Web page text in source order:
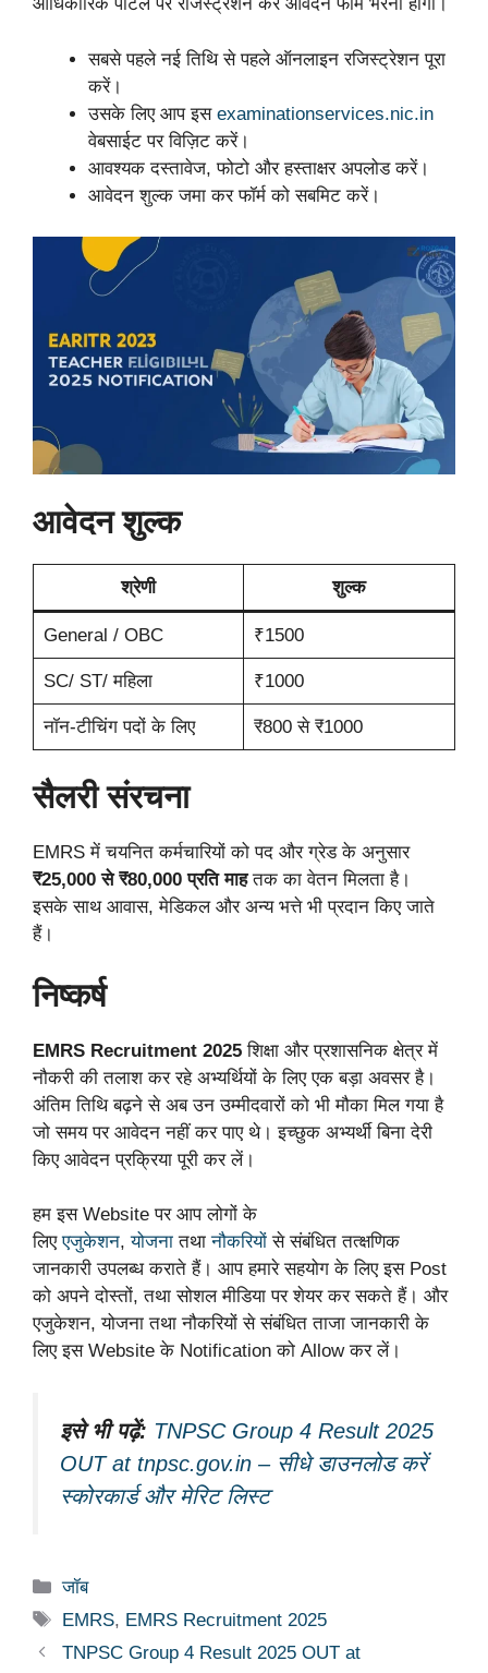
सबसे पहले नई तिथि से पहले ऑनलाइन रजिस्ट्रेशन पूरा
करें।
उसके लिए आप इस examinationservices.nic.in
वेबसाईट पर विज़िट करें।
आवश्यक दस्तावेज, फोटो और हस्ताक्षर अपलोड करें।
आवेदन शुल्क जमा कर फॉर्म को सबमिट करें।
आवेदन शुल्क
श्रेणी शुल्क
General / OBC ₹1500
SC/ ST/ महिला ₹1000
नॉन-टीचिंग पदों के लिए ₹800 से ₹1000
सैलरी संरचना
EMRS में चयनित कर्मचारियों को पद और ग्रेड के अनुसार
₹25,000 से ₹80,000 प्रति माहतक का वेतन मिलता है।
इसके साथ आवास, मेडिकल और अन्य भत्ते भी प्रदान किए जाते
हैं।
निष्कर्ष
EMRS Recruitment 2025 शिक्षा और प्रशासनिक क्षेत्र में
नौकरी की तलाश कर रहे अभ्यर्थियों के लिए एक बड़ा अवसर है।
अंतिम तिथि बढ़ने से अब उन उम्मीदवारों को भी मौका मिल गया है
जो समय पर आवेदन नहीं कर पाए थे। इच्छुक अभ्यर्थी बिना देरी
किए आवेदन प्रक्रिया पूरी कर लें।
हम इस Website पर आप लोगों के
लिएएजुकेशन,योजनातथानौकरियोंसे संबंधित तत्क्षणिक
जानकारी उपलब्ध कराते हैं। आप हमारे सहयोग के लिए इस Post
को अपने दोस्तों, तथा सोशल मीडिया पर शेयर कर सकते हैं। और
एजुकेशन, योजना तथा नौकरियों से संबंधित ताजा जानकारी के
लिए इस Website के Notification को Allow कर लें।
इसे भी पढ़ें: TNPSC Group 4 Result 2025
OUT at tnpsc.gov.in – सीधे डाउनलोड करें
स्कोरकार्ड और मेरिट लिस्ट
Categories
जॉब
Tags
EMRS, EMRS Recruitment 2025
TNPSC Group 4 Result 2025 OUT at